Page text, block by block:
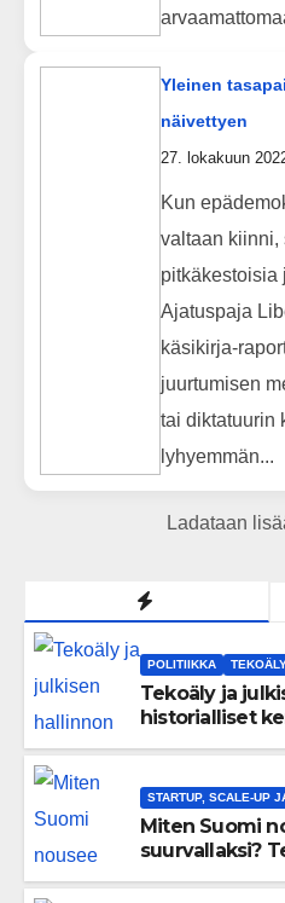
Yleinen
näivettyen
27. lokakuun
Kun
valtaan kiinni,
pitkäkestoisia
Ajatuspaja
käsikirja-
juurtumisen
tai diktatuurin
lyhyemmän...
Ladataan
POLITIIKKA
Tekoäly ja
historialliset
STARTUP, SCALE-UP
Miten Suomi
suurvallaksi?